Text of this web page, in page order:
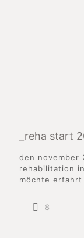
_reha start
den november
rehabilitation
möchte
8